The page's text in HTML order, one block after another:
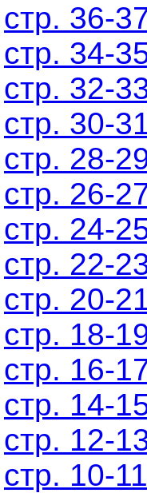
стр. 36-
стр. 34-
стр. 32-
стр. 30-
стр. 28-
стр. 26-
стр. 24-
стр. 22-
стр. 20-
стр. 18-
стр. 16-
стр. 14-
стр. 12-
стр. 10-11